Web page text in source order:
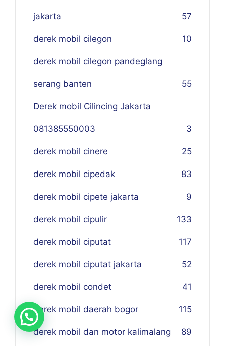
jakarta 57
derek mobil cilegon 10
derek mobil cilegon pandeglang
serang banten 55
Derek mobil Cilincing Jakarta
081385550003 3
derek mobil cinere 25
derek mobil cipedak 83
derek mobil cipete jakarta 9
derek mobil cipulir 133
derek mobil ciputat 117
derek mobil ciputat jakarta 52
derek mobil condet 41
derek mobil daerah bogor 115
derek mobil dan motor kalimalang 89